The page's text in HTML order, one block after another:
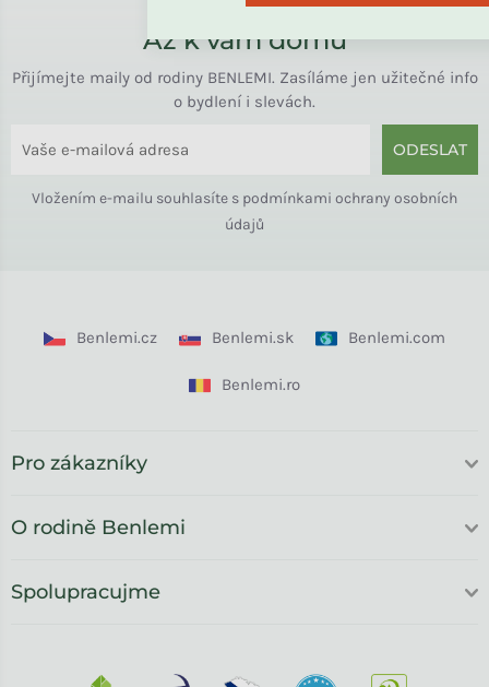
Až k vám domů
Přijímejte maily od rodiny BENLEMI. Zasíláme jen užitečné info
o bydlení i slevách.
ODESLAT
Vložením e-mailu souhlasíte s podmínkami ochrany osobních
údajů
Benlemi.cz Benlemi.sk Benlemi.com
Benlemi.ro
Pro zákazníky
O rodině Benlemi
Spolupracujme